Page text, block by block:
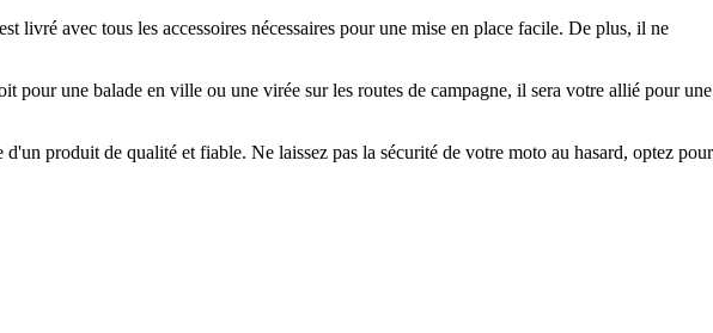
livré avec tous les accessoires nécessaires pour une mise en place facile. De plus, il ne
une balade en ville ou une virée sur les routes de campagne, il sera votre allié pour une
produit de qualité et fiable. Ne laissez pas la sécurité de votre moto au hasard, optez pour